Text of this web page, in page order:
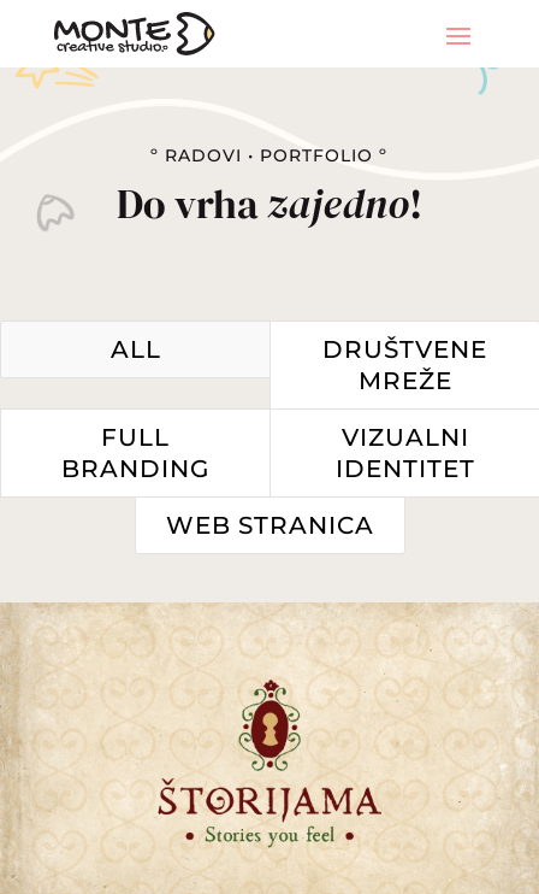
º RADOVI • PORTFOLIO º
Do vrhazajedno!
ALL
DRUŠTVENE
MREŽE
FULL
BRANDING
VIZUALNI
IDENTITET
WEB STRANICA